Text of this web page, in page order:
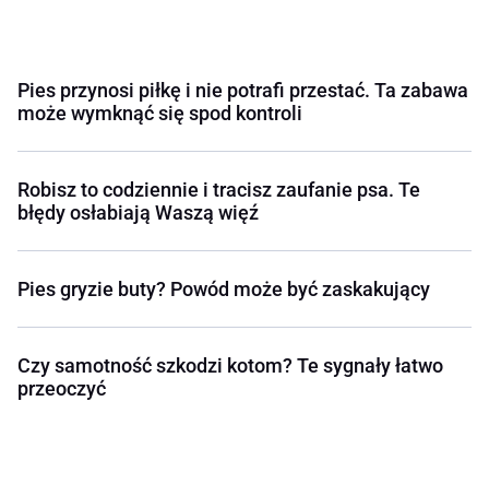
Pies przynosi piłkę i nie potrafi przestać. Ta zabawa
może wymknąć się spod kontroli
Robisz to codziennie i tracisz zaufanie psa. Te
błędy osłabiają Waszą więź
Pies gryzie buty? Powód może być zaskakujący
Czy samotność szkodzi kotom? Te sygnały łatwo
przeoczyć